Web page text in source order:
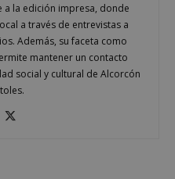
la edición impresa, donde
a través de entrevistas a
Además, su faceta como
mantener un contacto
social y cultural de Alcorcón
Spotify Inc.
.spotify.com
23 horas 59